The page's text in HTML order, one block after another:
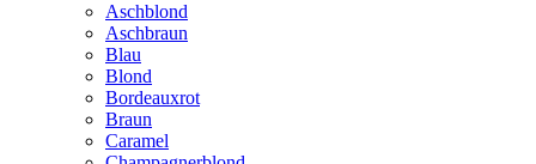
Aschblond
Aschbraun
Blau
Blond
Bordeauxrot
Braun
Caramel